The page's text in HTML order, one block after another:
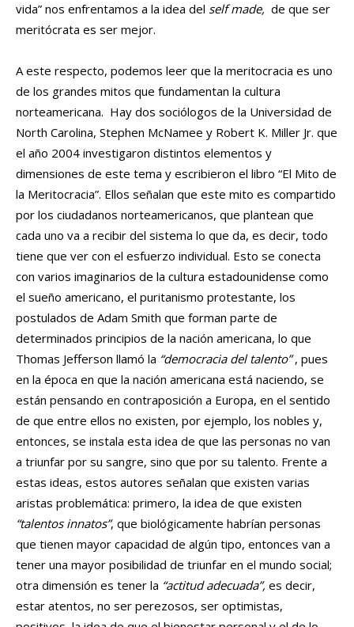
vida” nos enfrentamos a la idea del self made, de que ser
meritócrata es ser mejor.
A este respecto, podemos leer que la meritocracia es uno
de los grandes mitos que fundamentan la cultura
norteamericana. Hay dos sociólogos de la Universidad de
North Carolina, Stephen McNamee y Robert K. Miller Jr. que
el año 2004 investigaron distintos elementos y
dimensiones de este tema y escribieron el libro “El Mito de
la Meritocracia”. Ellos señalan que este mito es compartido
por los ciudadanos norteamericanos, que plantean que
cada uno va a recibir del sistema lo que da, es decir, todo
tiene que ver con el esfuerzo individual. Esto se conecta
con varios imaginarios de la cultura estadounidense como
el sueño americano, el puritanismo protestante, los
postulados de Adam Smith que forman parte de
determinados principios de la nación americana, lo que
Thomas Jefferson llamó la “democracia del talento”, pues
en la época en que la nación americana está naciendo, se
están pensando en contraposición a Europa, en el sentido
de que entre ellos no existen, por ejemplo, los nobles y,
entonces, se instala esta idea de que las personas no van
a triunfar por su sangre, sino que por su talento. Frente a
estas ideas, estos autores señalan que existen varias
aristas problemática: primero, la idea de que existen
“talentos innatos”, que biológicamente habrían personas
que tienen mayor capacidad de algún tipo, entonces van a
tener una mayor posibilidad de triunfar en el mundo social;
otra dimensión es tener la “actitud adecuada”, es decir,
estar atentos, no ser perezosos, ser optimistas,